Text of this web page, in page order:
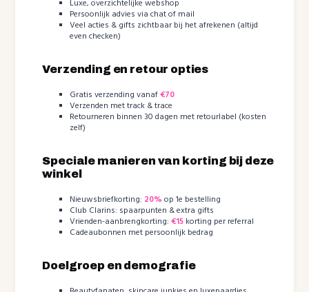
Luxe, overzichtelijke webshop
Persoonlijk advies via chat of mail
Veel acties & gifts zichtbaar bij het afrekenen (altijd
even checken)
Verzending en retour opties
Gratis verzending vanaf€70
Verzenden met track & trace
Retourneren binnen 30 dagen met retourlabel (kosten
zelf)
Speciale manieren van korting bij deze
winkel
Nieuwsbriefkorting: 20% op 1e bestelling
Club Clarins: spaarpunten & extra gifts
Vrienden-aanbrengkorting:€15 korting per referral
Cadeaubonnen met persoonlijk bedrag
Doelgroep en demografie